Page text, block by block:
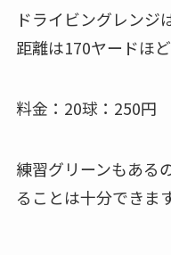
ドライビングレンジ
距離は170ヤードほど
料金：20球：250円
練習グリーンもある
ることは十分できます